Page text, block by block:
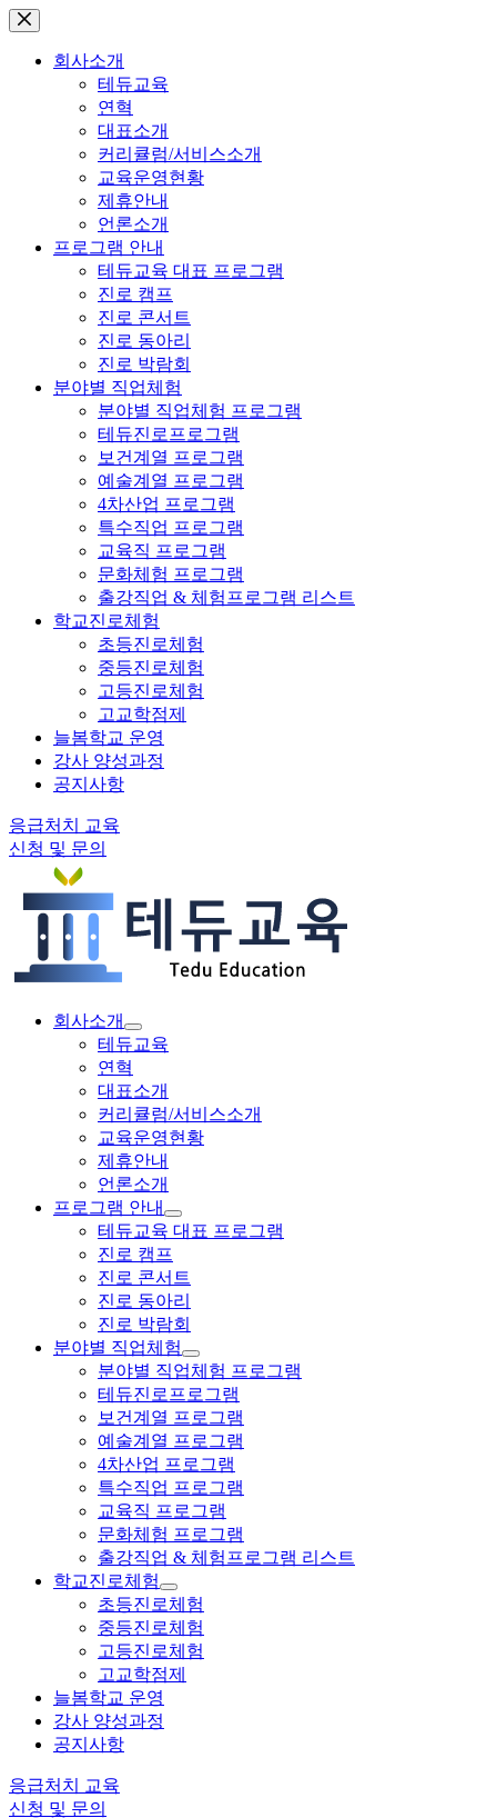
본
회사소개
테듀교육
연혁
대표소개
커리큘럼/서비스소개
교육운영현황
제휴안내
언론소개
프로그램 안내
테듀교육 대표 프로그램
진로 캠프
진로 콘서트
진로 동아리
진로 박람회
분야별 직업체험
분야별 직업체험 프로그램
테듀진로프로그램
보건계열 프로그램
예술계열 프로그램
4차산업 프로그램
특수직업 프로그램
교육직 프로그램
문화체험 프로그램
출강직업 & 체험프로그램 리스트
학교진로체험
초등진로체험
중등진로체험
고등진로체험
고교학점제
늘봄학교 운영
강사 양성과정
공지사항
응급처치 교육
신청 및 문의
회사소개
테듀교육
연혁
대표소개
커리큘럼/서비스소개
교육운영현황
제휴안내
언론소개
프로그램 안내
테듀교육 대표 프로그램
진로 캠프
진로 콘서트
진로 동아리
진로 박람회
분야별 직업체험
분야별 직업체험 프로그램
테듀진로프로그램
보건계열 프로그램
예술계열 프로그램
4차산업 프로그램
특수직업 프로그램
교육직 프로그램
문화체험 프로그램
출강직업 & 체험프로그램 리스트
학교진로체험
초등진로체험
중등진로체험
고등진로체험
고교학점제
늘봄학교 운영
강사 양성과정
공지사항
응급처치 교육
신청 및 문의